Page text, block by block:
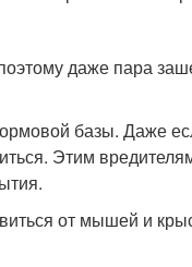
даже пара
базы. Даже
Этим